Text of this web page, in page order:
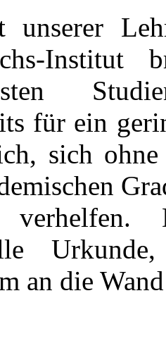
unserer
Institut
für ein
sich
an die